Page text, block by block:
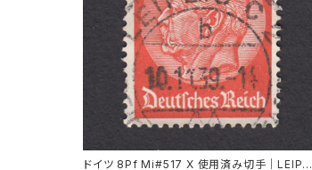
ドイツ 8Pf Mi#517 X 使用済み切手｜LEIPZI